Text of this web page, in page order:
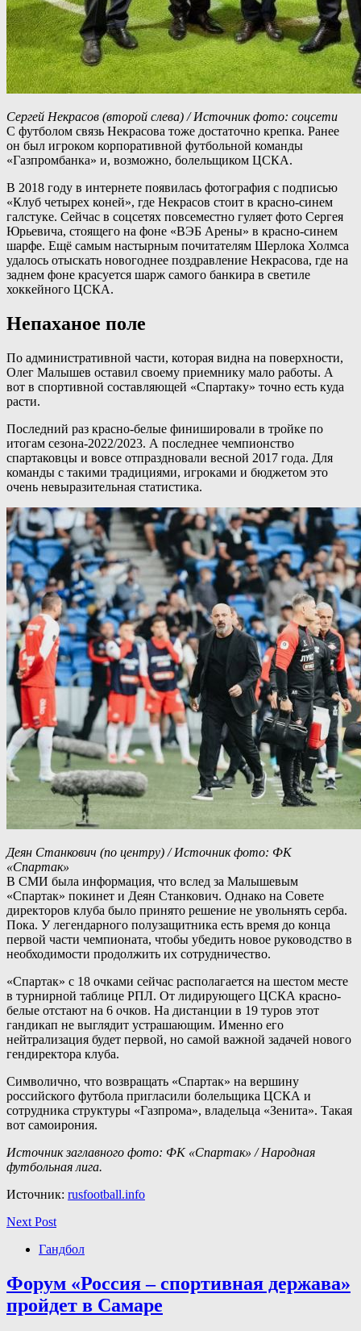
Сергей Некрасов (второй слева) / Источник фото: соцсети
С футболом связь Некрасова тоже достаточно крепка. Ранее
он был игроком корпоративной футбольной команды
«Газпромбанка» и, возможно, болельщиком ЦСКА.
В 2018 году в интернете появилась фотография с подписью
«Клуб четырех коней», где Некрасов стоит в красно-синем
галстуке. Сейчас в соцсетях повсеместно гуляет фото Сергея
Юрьевича, стоящего на фоне «ВЭБ Арены» в красно-синем
шарфе. Ещё самым настырным почитателям Шерлока Холмса
удалось отыскать новогоднее поздравление Некрасова, где на
заднем фоне красуется шарж самого банкира в светиле
хоккейного ЦСКА.
Непаханое поле
По административной части, которая видна на поверхности,
Олег Малышев оставил своему приемнику мало работы. А
вот в спортивной составляющей «Спартаку» точно есть куда
расти.
Последний раз красно-белые финишировали в тройке по
итогам сезона-2022/2023. А последнее чемпионство
спартаковцы и вовсе отпраздновали весной 2017 года. Для
команды с такими традициями, игроками и бюджетом это
очень невыразительная статистика.
Деян Станкович (по центру) / Источник фото: ФК
«Спартак»
В СМИ была информация, что вслед за Малышевым
«Спартак» покинет и Деян Станкович. Однако на Совете
директоров клуба было принято решение не увольнять серба.
Пока. У легендарного полузащитника есть время до конца
первой части чемпионата, чтобы убедить новое руководство в
необходимости продолжить их сотрудничество.
«Спартак» с 18 очками сейчас располагается на шестом месте
в турнирной таблице РПЛ. От лидирующего ЦСКА красно-
белые отстают на 6 очков. На дистанции в 19 туров этот
гандикап не выглядит устрашающим. Именно его
нейтрализация будет первой, но самой важной задачей нового
гендиректора клуба.
Символично, что возвращать «Спартак» на вершину
российского футбола пригласили болельщика ЦСКА и
сотрудника структуры «Газпрома», владельца «Зенита». Такая
вот самоирония.
Источник заглавного фото: ФК «Спартак» / Народная
футбольная лига.
Источник: rusfootball.info
Next Post
Гандбол
Форум «Россия – спортивная держава»
пройдет в Самаре